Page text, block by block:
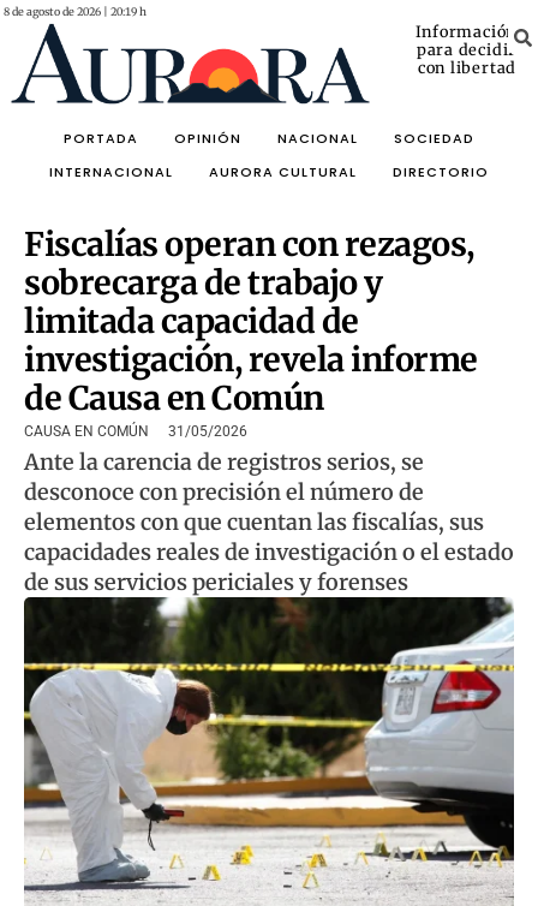
8 de agosto de 2026 | 20:19 h
Información
para decidir
con libertad
PORTADA OPINIÓN NACIONAL
SOCIEDAD
INTERNACIONAL
AURORA CULTURAL DIRECTORIO
Fiscalías operan con rezagos,
sobrecarga de trabajo y
limitada capacidad de
investigación, revela informe
de Causa en Común
CAUSA EN COMÚN 31/05/2026
Ante la carencia de registros serios, se
desconoce con precisión el número de
elementos con que cuentan las fiscalías, sus
capacidades reales de investigación o el estado
de sus servicios periciales y forenses